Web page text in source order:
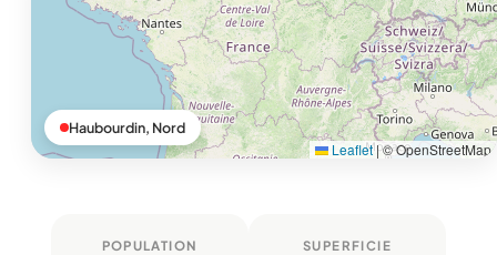
Leaflet |© OpenStreetMap
Haubourdin, Nord
POPULATION SUPERFICIE